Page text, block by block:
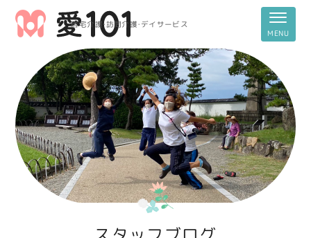
居宅介護・訪問介護・デイサービス